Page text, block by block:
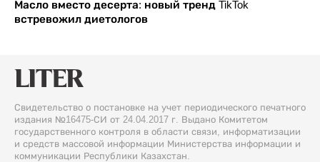
Масло вместо десерта: новый тренд TikTok
встревожил диетологов
Свидетельство о постановке на учет периодического печатного
издания №16475-СИ от 24.04.2017 г. Выдано Комитетом
государственного контроля в области связи, информатизации
и средств массовой информации Министерства информации и
коммуникации Республики Казахстан.